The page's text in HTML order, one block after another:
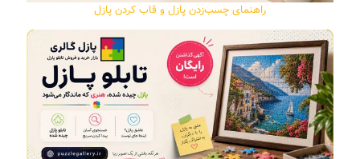
راهنمای چسب‌زدن پازل و قاب کردن پازل